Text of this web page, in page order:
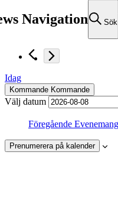
Navigation Sök
Idag
Kommande Kommande
Välj datum
Föregående Evenemang
Prenumerera på kalender